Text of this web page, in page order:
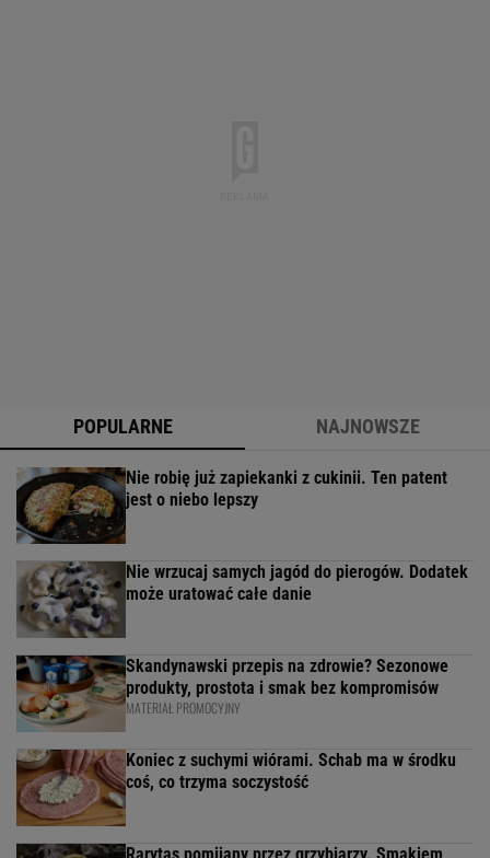
POPULARNE NAJNOWSZE
Nie robię już zapiekanki z cukinii. Ten patent
jest o niebo lepszy
Nie wrzucaj samych jagód do pierogów. Dodatek
może uratować całe danie
Skandynawski przepis na zdrowie? Sezonowe
produkty, prostota i smak bez kompromisów
MATERIAŁ PROMOCYJNY
Koniec z suchymi wiórami. Schab ma w środku
coś, co trzyma soczystość